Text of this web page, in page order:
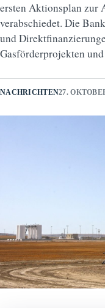
ersten Aktionsplan zur
verabschiedet. Die
und
Gasförderprojekten
NACHRICHTEN27.